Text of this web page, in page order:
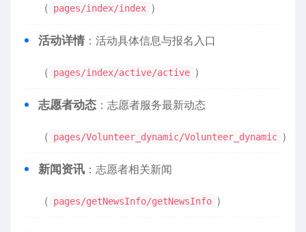
（ pages/index/index ）
​活动详情​ ​：活动具体信息与报名入口
（ pages/index/active/active ）
​志愿者动态​ ​：志愿者服务最新动态
（ pages/Volunteer_dynamic/Volunteer_dynamic ）
​新闻资讯​ ​：志愿者相关新闻
（ pages/getNewsInfo/getNewsInfo ）